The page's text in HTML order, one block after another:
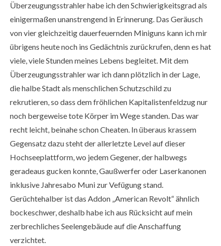
Überzeugungsstrahler habe ich den Schwierigkeitsgrad als
einigermaßen unanstrengend in Erinnerung. Das Geräusch
von vier gleichzeitig dauerfeuernden Miniguns kann ich mir
übrigens heute noch ins Gedächtnis zurückrufen, denn es hat
viele, viele Stunden meines Lebens begleitet. Mit dem
Überzeugungsstrahler war ich dann plötzlich in der Lage,
die halbe Stadt als menschlichen Schutzschild zu
rekrutieren, so dass dem fröhlichen Kapitalistenfeldzug nur
noch bergeweise tote Körper im Wege standen. Das war
recht leicht, beinahe schon Cheaten. In überaus krassem
Gegensatz dazu steht der allerletzte Level auf dieser
Hochseeplattform, wo jedem Gegener, der halbwegs
geradeaus gucken konnte, Gaußwerfer oder Laserkanonen
inklusive Jahresabo Muni zur Vefügung stand.
Gerüchtehalber ist das Addon „American Revolt“ ähnlich
bockeschwer, deshalb habe ich aus Rücksicht auf mein
zerbrechliches Seelengebäude auf die Anschaffung
verzichtet.